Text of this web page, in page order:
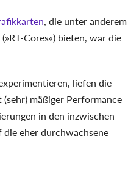
, die unter anderem
Cores«) bieten, war die
liefen die
mäßiger Performance
in den inzwischen
eher durchwachsene